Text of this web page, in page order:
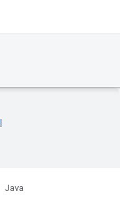
Java